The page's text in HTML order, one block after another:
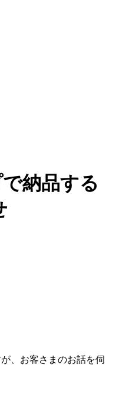
納品する
、お客さまのお話を伺